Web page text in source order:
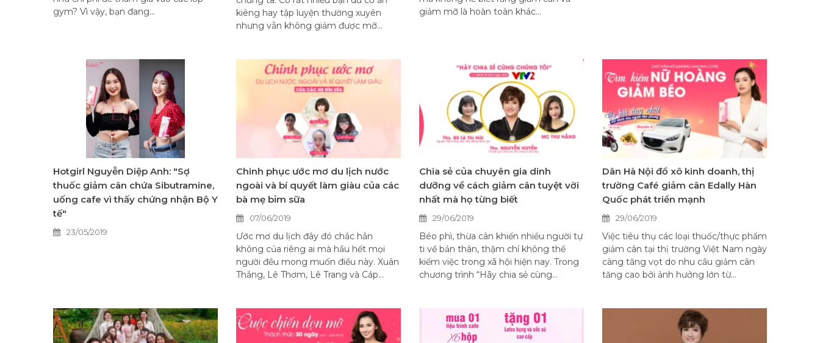
gym? Vì vậy, bạn đang...
kiêng hay tập luyện thường xuyên
nhưng vẫn không giảm được mỡ...
giảm mỡ là hoàn toàn khác...
Hotgirl Nguyễn Diệp Anh: "Sợ
thuốc giảm cân chứa Sibutramine,
uống cafe vì thấy chứng nhận Bộ Y
tế"
23/05/2019
Chinh phục ước mơ du lịch nước
ngoài và bí quyết làm giàu của các
bà mẹ bỉm sữa
07/06/2019
Ước mơ du lịch đây đó chắc hẳn
không của riêng ai mà hầu hết mọi
người đều mong muốn điều này. Xuân
Thắng, Lê Thơm, Lê Trang và Cáp...
Chia sẻ của chuyên gia dinh
dưỡng về cách giảm cân tuyệt vời
nhất mà họ từng biết
29/06/2019
Béo phì, thừa cân khiến nhiều người tự
ti về bản thân, thậm chí không thể
kiếm việc trong xã hội hiện nay. Trong
chương trình “Hãy chia sẻ cùng...
Dân Hà Nội đổ xô kinh doanh, thị
trường Café giảm cân Edally Hàn
Quốc phát triển mạnh
29/06/2019
Việc tiêu thụ các loại thuốc/thực phẩm
giảm cân tại thị trường Việt Nam ngày
càng tăng vọt do nhu cầu giảm cân
tăng cao bởi ảnh hưởng lớn từ...